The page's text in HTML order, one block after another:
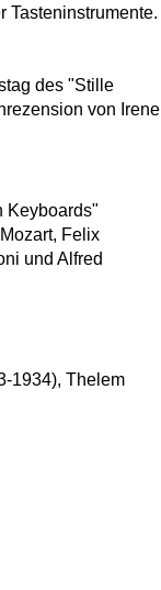
Tasteninstrumente.
des "Stille
von Irene
Keyboards"
Felix
und Alfred
1934), Thelem